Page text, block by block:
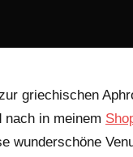
griechischen
nach in meinem
wunderschöne